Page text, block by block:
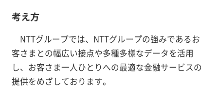
考え方
NTTグループでは、NTTグループの強みであるお
客さまとの幅広い接点や多種多様なデータを活用
し、お客さま一人ひとりへの最適な金融サービスの
提供をめざしております。